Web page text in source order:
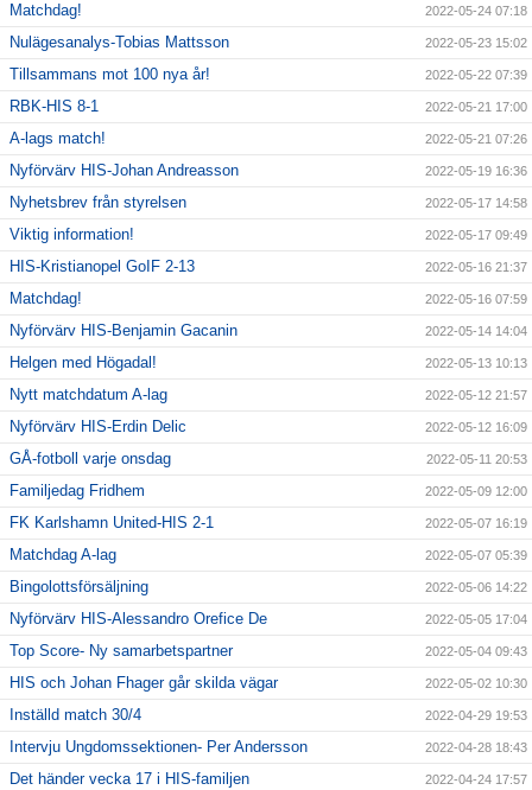
Matchdag! 2022-05-24 07:18
Nulägesanalys-Tobias Mattsson 2022-05-23 15:02
Tillsammans mot 100 nya år! 2022-05-22 07:39
RBK-HIS 8-1 2022-05-21 17:00
A-lags match! 2022-05-21 07:26
Nyförvärv HIS-Johan Andreasson 2022-05-19 16:36
Nyhetsbrev från styrelsen 2022-05-17 14:58
Viktig information! 2022-05-17 09:49
HIS-Kristianopel GoIF 2-13 2022-05-16 21:37
Matchdag! 2022-05-16 07:59
Nyförvärv HIS-Benjamin Gacanin 2022-05-14 14:04
Helgen med Högadal! 2022-05-13 10:13
Nytt matchdatum A-lag 2022-05-12 21:57
Nyförvärv HIS-Erdin Delic 2022-05-12 16:09
GÅ-fotboll varje onsdag 2022-05-11 20:53
Familjedag Fridhem 2022-05-09 12:00
FK Karlshamn United-HIS 2-1 2022-05-07 16:19
Matchdag A-lag 2022-05-07 05:39
Bingolottsförsäljning 2022-05-06 14:22
Nyförvärv HIS-Alessandro Orefice De 2022-05-05 17:04
Top Score- Ny samarbetspartner 2022-05-04 09:43
HIS och Johan Fhager går skilda vägar 2022-05-02 10:30
Inställd match 30/4 2022-04-29 19:53
Intervju Ungdomssektionen- Per Andersson 2022-04-28 18:43
Det händer vecka 17 i HIS-familjen 2022-04-24 17:57